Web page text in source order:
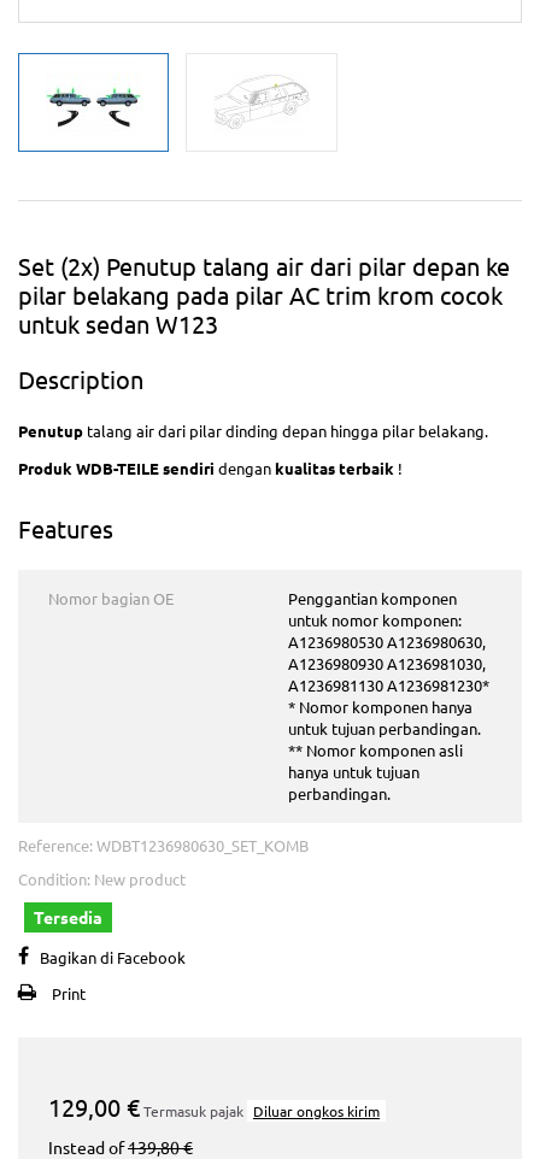
Set (2x) Penutup talang air dari pilar depan ke
pilar belakang pada pilar AC trim krom cocok
untuk sedan W123
Description
Penutup talang air dari pilar dinding depan hingga pilar belakang.
Produk WDB-TEILE sendiri dengankualitas terbaik !
Features
Nomor bagian OE
Penggantian komponen
untuk nomor komponen:
A1236980530 A1236980630,
A1236980930 A1236981030,
A1236981130 A1236981230*
* Nomor komponen hanya
untuk tujuan perbandingan.
** Nomor komponen asli
hanya untuk tujuan
perbandingan.
Reference: WDBT1236980630_SET_KOMB
Condition: New product
Tersedia
Bagikan di Facebook
Print
129,00 €Termasuk pajak Diluar ongkos kirim
Instead of139,80 €